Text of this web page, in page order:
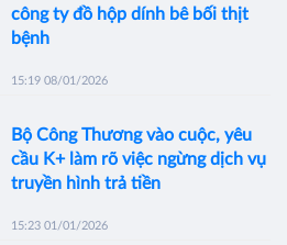
công ty đồ hộp dính bê bối thịt
bệnh
15:19 08/01/2026
Bộ Công Thương vào cuộc, yêu
cầu K+ làm rõ việc ngừng dịch vụ
truyền hình trả tiền
15:23 01/01/2026